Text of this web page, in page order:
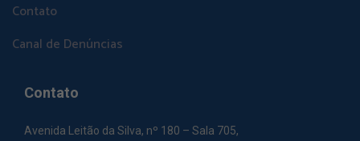
Contato
Canal de Denúncias
Contato
Avenida Leitão da Silva, nº 180 – Sala 705,